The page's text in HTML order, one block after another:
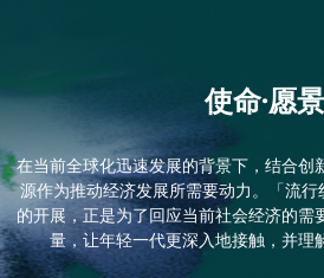
使命·愿景
在当前全球化迅速发展的背景下，结合创
源作为推动经济发展所需要动力。「流行
的开展，正是为了回应当前社会经济的需
量，让年轻一代更深入地接触，并理